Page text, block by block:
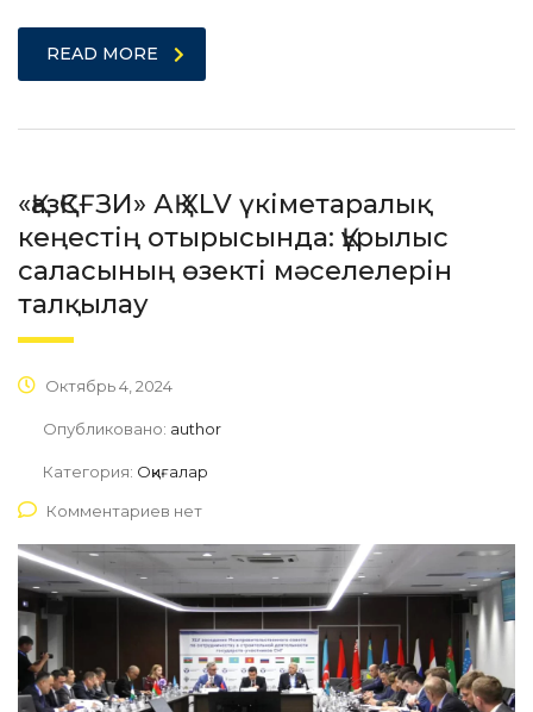
READ MORE
«ҚазҚСҒЗИ» АҚ XLV үкіметаралық
кеңестің отырысында: Құрылыс
саласының өзекті мәселелерін
талқылау
Октябрь 4, 2024
Опубликовано: author
Категория: Оқиғалар
Комментариев нет